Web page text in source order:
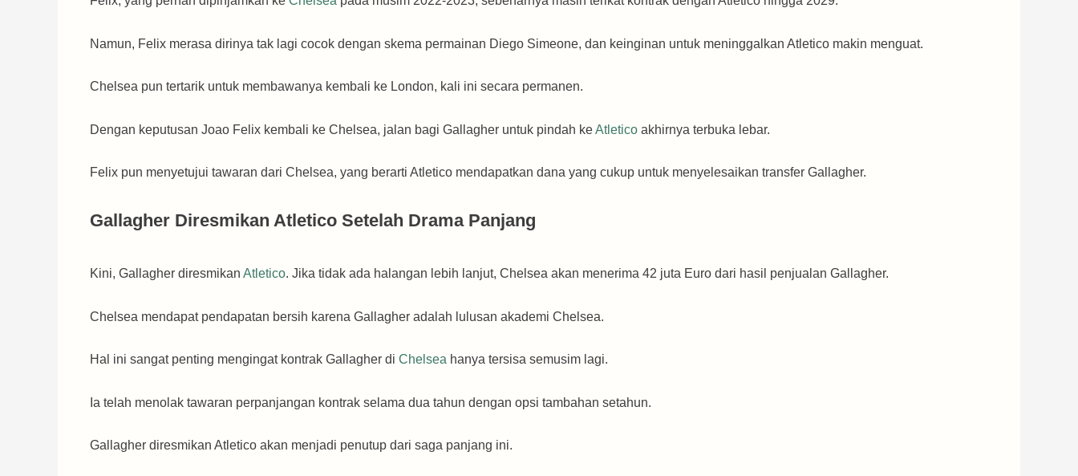
Namun, Felix merasa dirinya tak lagi cocok dengan skema permainan Diego Simeone, dan keinginan untuk meninggalkan Atletico makin menguat.
Chelsea pun tertarik untuk membawanya kembali ke London, kali ini secara permanen.
Dengan keputusan Joao Felix kembali ke Chelsea, jalan bagi Gallagher untuk pindah keAtletico akhirnya terbuka lebar.
Felix pun menyetujui tawaran dari Chelsea, yang berarti Atletico mendapatkan dana yang cukup untuk menyelesaikan transfer Gallagher.
Gallagher Diresmikan Atletico Setelah Drama Panjang
Kini, Gallagher diresmikan Atletico. Jika tidak ada halangan lebih lanjut, Chelsea akan menerima 42 juta Euro dari hasil penjualan Gallagher.
Chelsea mendapat pendapatan bersih karena Gallagher adalah lulusan akademi Chelsea.
Hal ini sangat penting mengingat kontrak Gallagher di Chelsea hanya tersisa semusim lagi.
Ia telah menolak tawaran perpanjangan kontrak selama dua tahun dengan opsi tambahan setahun.
Gallagher diresmikan Atletico akan menjadi penutup dari saga panjang ini.